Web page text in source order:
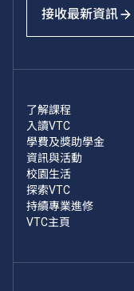
接收最新資訊
了解課程
入讀VTC
學費及獎助學金
資訊與活動
校園生活
探索VTC
持續專業進修
VTC主頁